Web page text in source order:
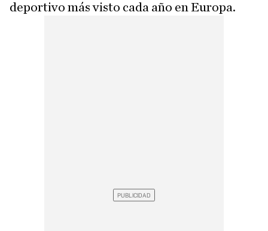
deportivo más visto cada año en Europa.